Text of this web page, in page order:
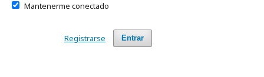
Mantenerme conectado
Entrar
Registrarse